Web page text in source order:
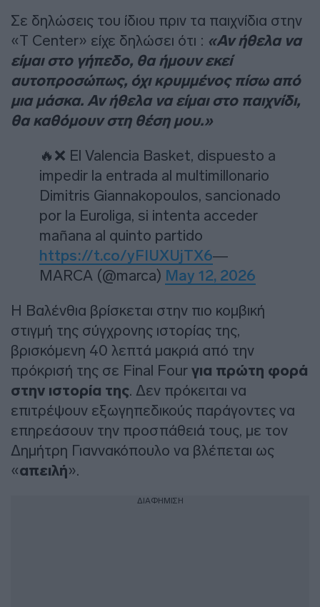
Σε δηλώσεις του ίδιου πριν τα παιχνίδια στην
«T Center» είχε δηλώσει ότι : «Αν ήθελα να
είμαι στο γήπεδο, θα ήμουν εκεί
αυτοπροσώπως, όχι κρυμμένος πίσω από
μια μάσκα. Αν ήθελα να είμαι στο παιχνίδι,
θα καθόμουν στη θέση μου.»
🔥❌ El Valencia Basket, dispuesto a
impedir la entrada al multimillonario
Dimitris Giannakopoulos, sancionado
por la Euroliga, si intenta acceder
mañana al quinto partido
https://t.co/yFIUXUjTX6—
MARCA (@marca) May 12, 2026
Η Βαλένθια βρίσκεται στην πιο κομβική
στιγμή της σύγχρονης ιστορίας της,
βρισκόμενη 40 λεπτά μακριά από την
πρόκρισή της σε Final Four για πρώτη φορά
στην ιστορία της. Δεν πρόκειται να
επιτρέψουν εξωγηπεδικούς παράγοντες να
επηρεάσουν την προσπάθειά τους, με τον
Δημήτρη Γιαννακόπουλο να βλέπεται ως
«απειλή».
ΔΙΑΦΗΜΙΣΗ